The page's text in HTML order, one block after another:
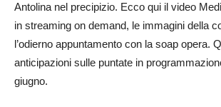
Antolina nel precipizio. Ecco qui il video
in streaming on demand, le immagini della
l’odierno appuntamento con la soap opera.
anticipazioni sulle puntate in
giugno.